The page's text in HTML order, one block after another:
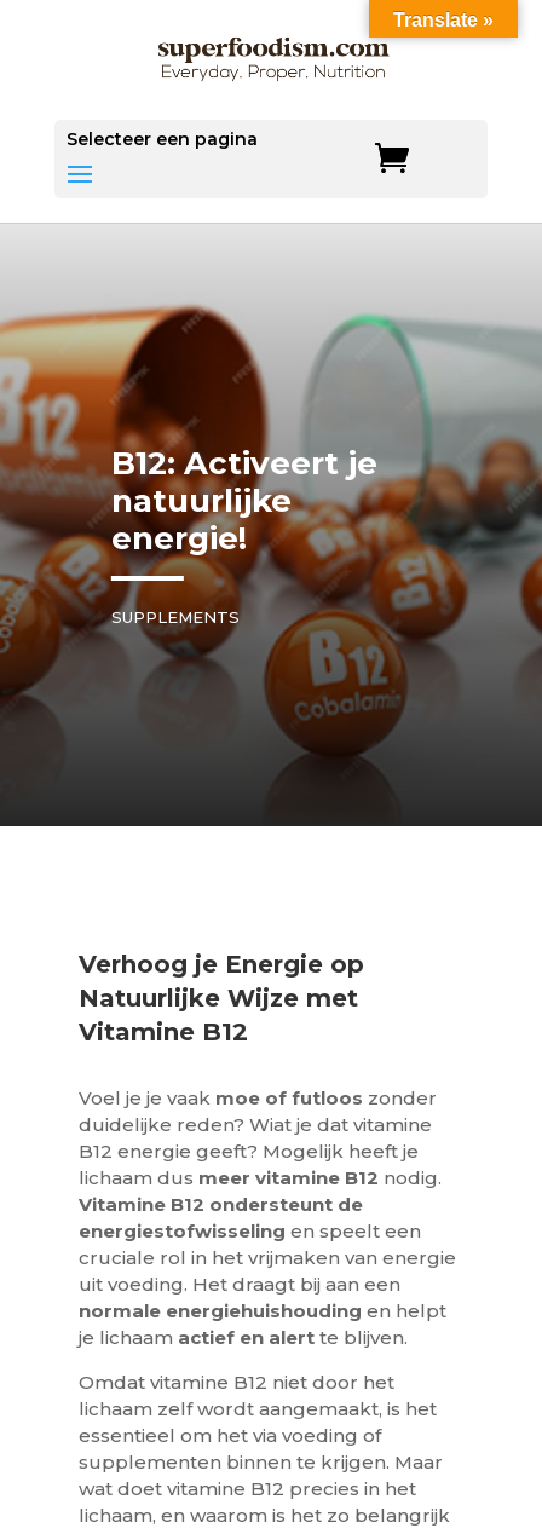
Selecteer een pagina
B12: Activeert je
natuurlijke
energie!
SUPPLEMENTS
Verhoog je Energie op
Natuurlijke Wijze met
Vitamine B12
Voel je je vaak moe of futloos zonder
duidelijke reden? Wiat je dat vitamine
B12 energie geeft? Mogelijk heeft je
lichaam dus meer vitamine B12 nodig.
Vitamine B12 ondersteunt de
energiestofwisseling en speelt een
cruciale rol in het vrijmaken van energie
uit voeding. Het draagt bij aan een
normale energiehuishouding en helpt
je lichaam actief en alertte blijven.
Omdat vitamine B12 niet door het
lichaam zelf wordt aangemaakt, is het
essentieel om het via voeding of
supplementen binnen te krijgen. Maar
wat doet vitamine B12 precies in het
lichaam, en waarom is het zo belangrijk
Translate »